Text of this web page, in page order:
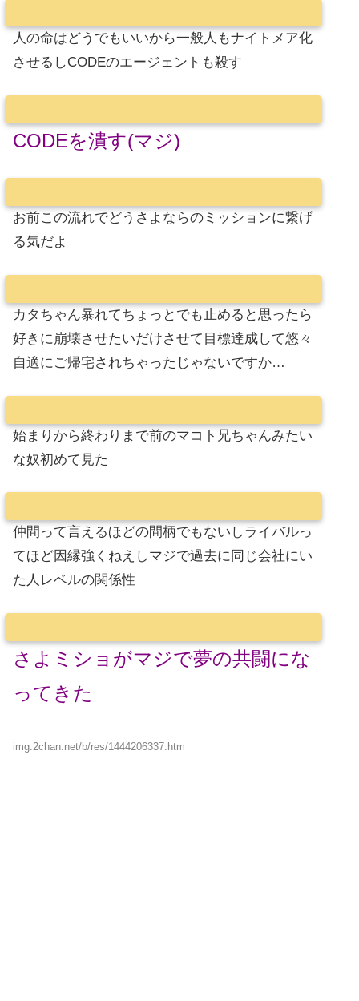
人の命はどうでもいいから一般人もナイトメア化
させるしCODEのエージェントも殺す
CODEを潰す(マジ)
お前この流れでどうさよならのミッションに繋げ
る気だよ
カタちゃん暴れてちょっとでも止めると思ったら
好きに崩壊させたいだけさせて目標達成して悠々
自適にご帰宅されちゃったじゃないですか…
始まりから終わりまで前のマコト兄ちゃんみたい
な奴初めて見た
仲間って言えるほどの間柄でもないしライバルっ
てほど因縁強くねえしマジで過去に同じ会社にい
た人レベルの関係性
さよミショがマジで夢の共闘にな
ってきた
img.2chan.net/b/res/1444206337.htm